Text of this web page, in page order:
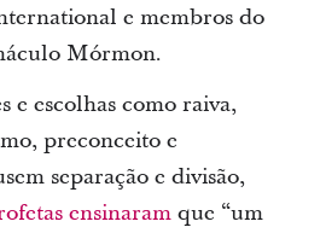
e membros do
Mórmon.
e escolhas como raiva,
preconceito e
separação e divisão,
ensinaramque “um